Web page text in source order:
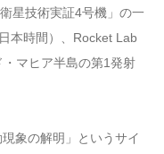
星技術実証4号機」の一
本時間）、Rocket Lab
マヒア半島の第1発射
象の解明」というサイ